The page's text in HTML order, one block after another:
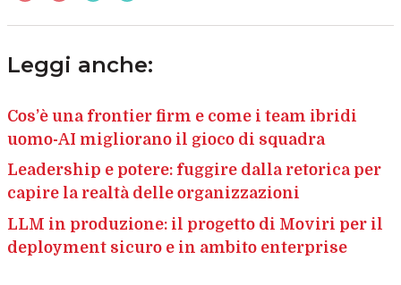
Leggi anche:
Cos’è una frontier firm e come i team ibridi
uomo-AI migliorano il gioco di squadra
Leadership e potere: fuggire dalla retorica per
capire la realtà delle organizzazioni
LLM in produzione: il progetto di Moviri per il
deployment sicuro e in ambito enterprise